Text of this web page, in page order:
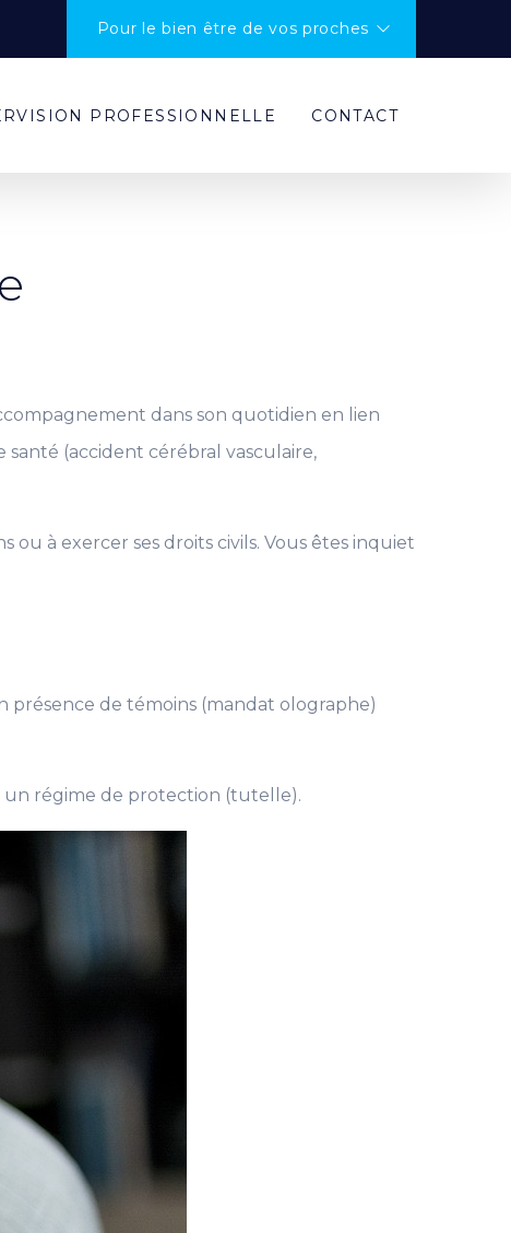
Pour le bien être de vos proches
PROFESSIONNELLE CONTACT
dans son quotidien en lien
(accident cérébral vasculaire,
ou à exercer ses droits civils. Vous êtes inquiet
présence de témoins (mandat olographe)
un régime de protection (tutelle).